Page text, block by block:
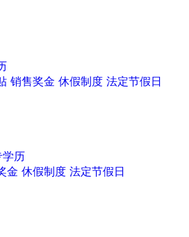
销售奖金 休假制度 法定节假日
学历
金 休假制度 法定节假日